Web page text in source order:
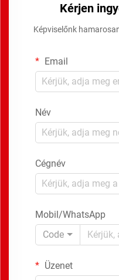
Kérjen
Képviselőnk
Email
Név
Cégnév
Mobil/WhatsApp
Code
Üzenet